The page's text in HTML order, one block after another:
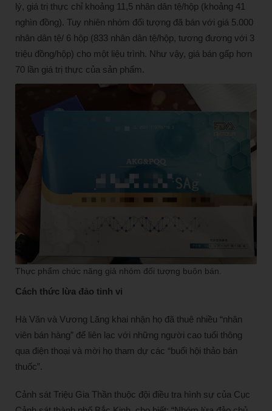
lý, giá trị thực chỉ khoảng 11,5 nhân dân tệ/hộp (khoảng 41
nghìn đồng). Tuy nhiên nhóm đối tượng đã bán với giá 5.000
nhân dân tệ/ 6 hộp (833 nhân dân tệ/hộp, tương đương với 3
triệu đồng/hộp) cho một liệu trình. Như vậy, giá bán gấp hơn
70 lần giá trị thực của sản phẩm.
Thực phẩm chức năng giả nhóm đối tượng buôn bán.
Cách thức lừa đảo tinh vi
Hà Văn và Vương Lăng khai nhận họ đã thuê nhiều “nhân
viên bán hàng” để liên lạc với những người cao tuổi thông
qua điện thoại và mời họ tham dự các “buổi hội thảo bán
thuốc”.
Cảnh sát Triệu Gia Thần thuộc đội điều tra hình sự của Cục